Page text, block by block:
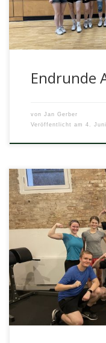
Endrunde
von Jan Gerber
Veröffentlicht am 4.
Am 5. März 2025
Alekian des Arndt-
Personal-Training-